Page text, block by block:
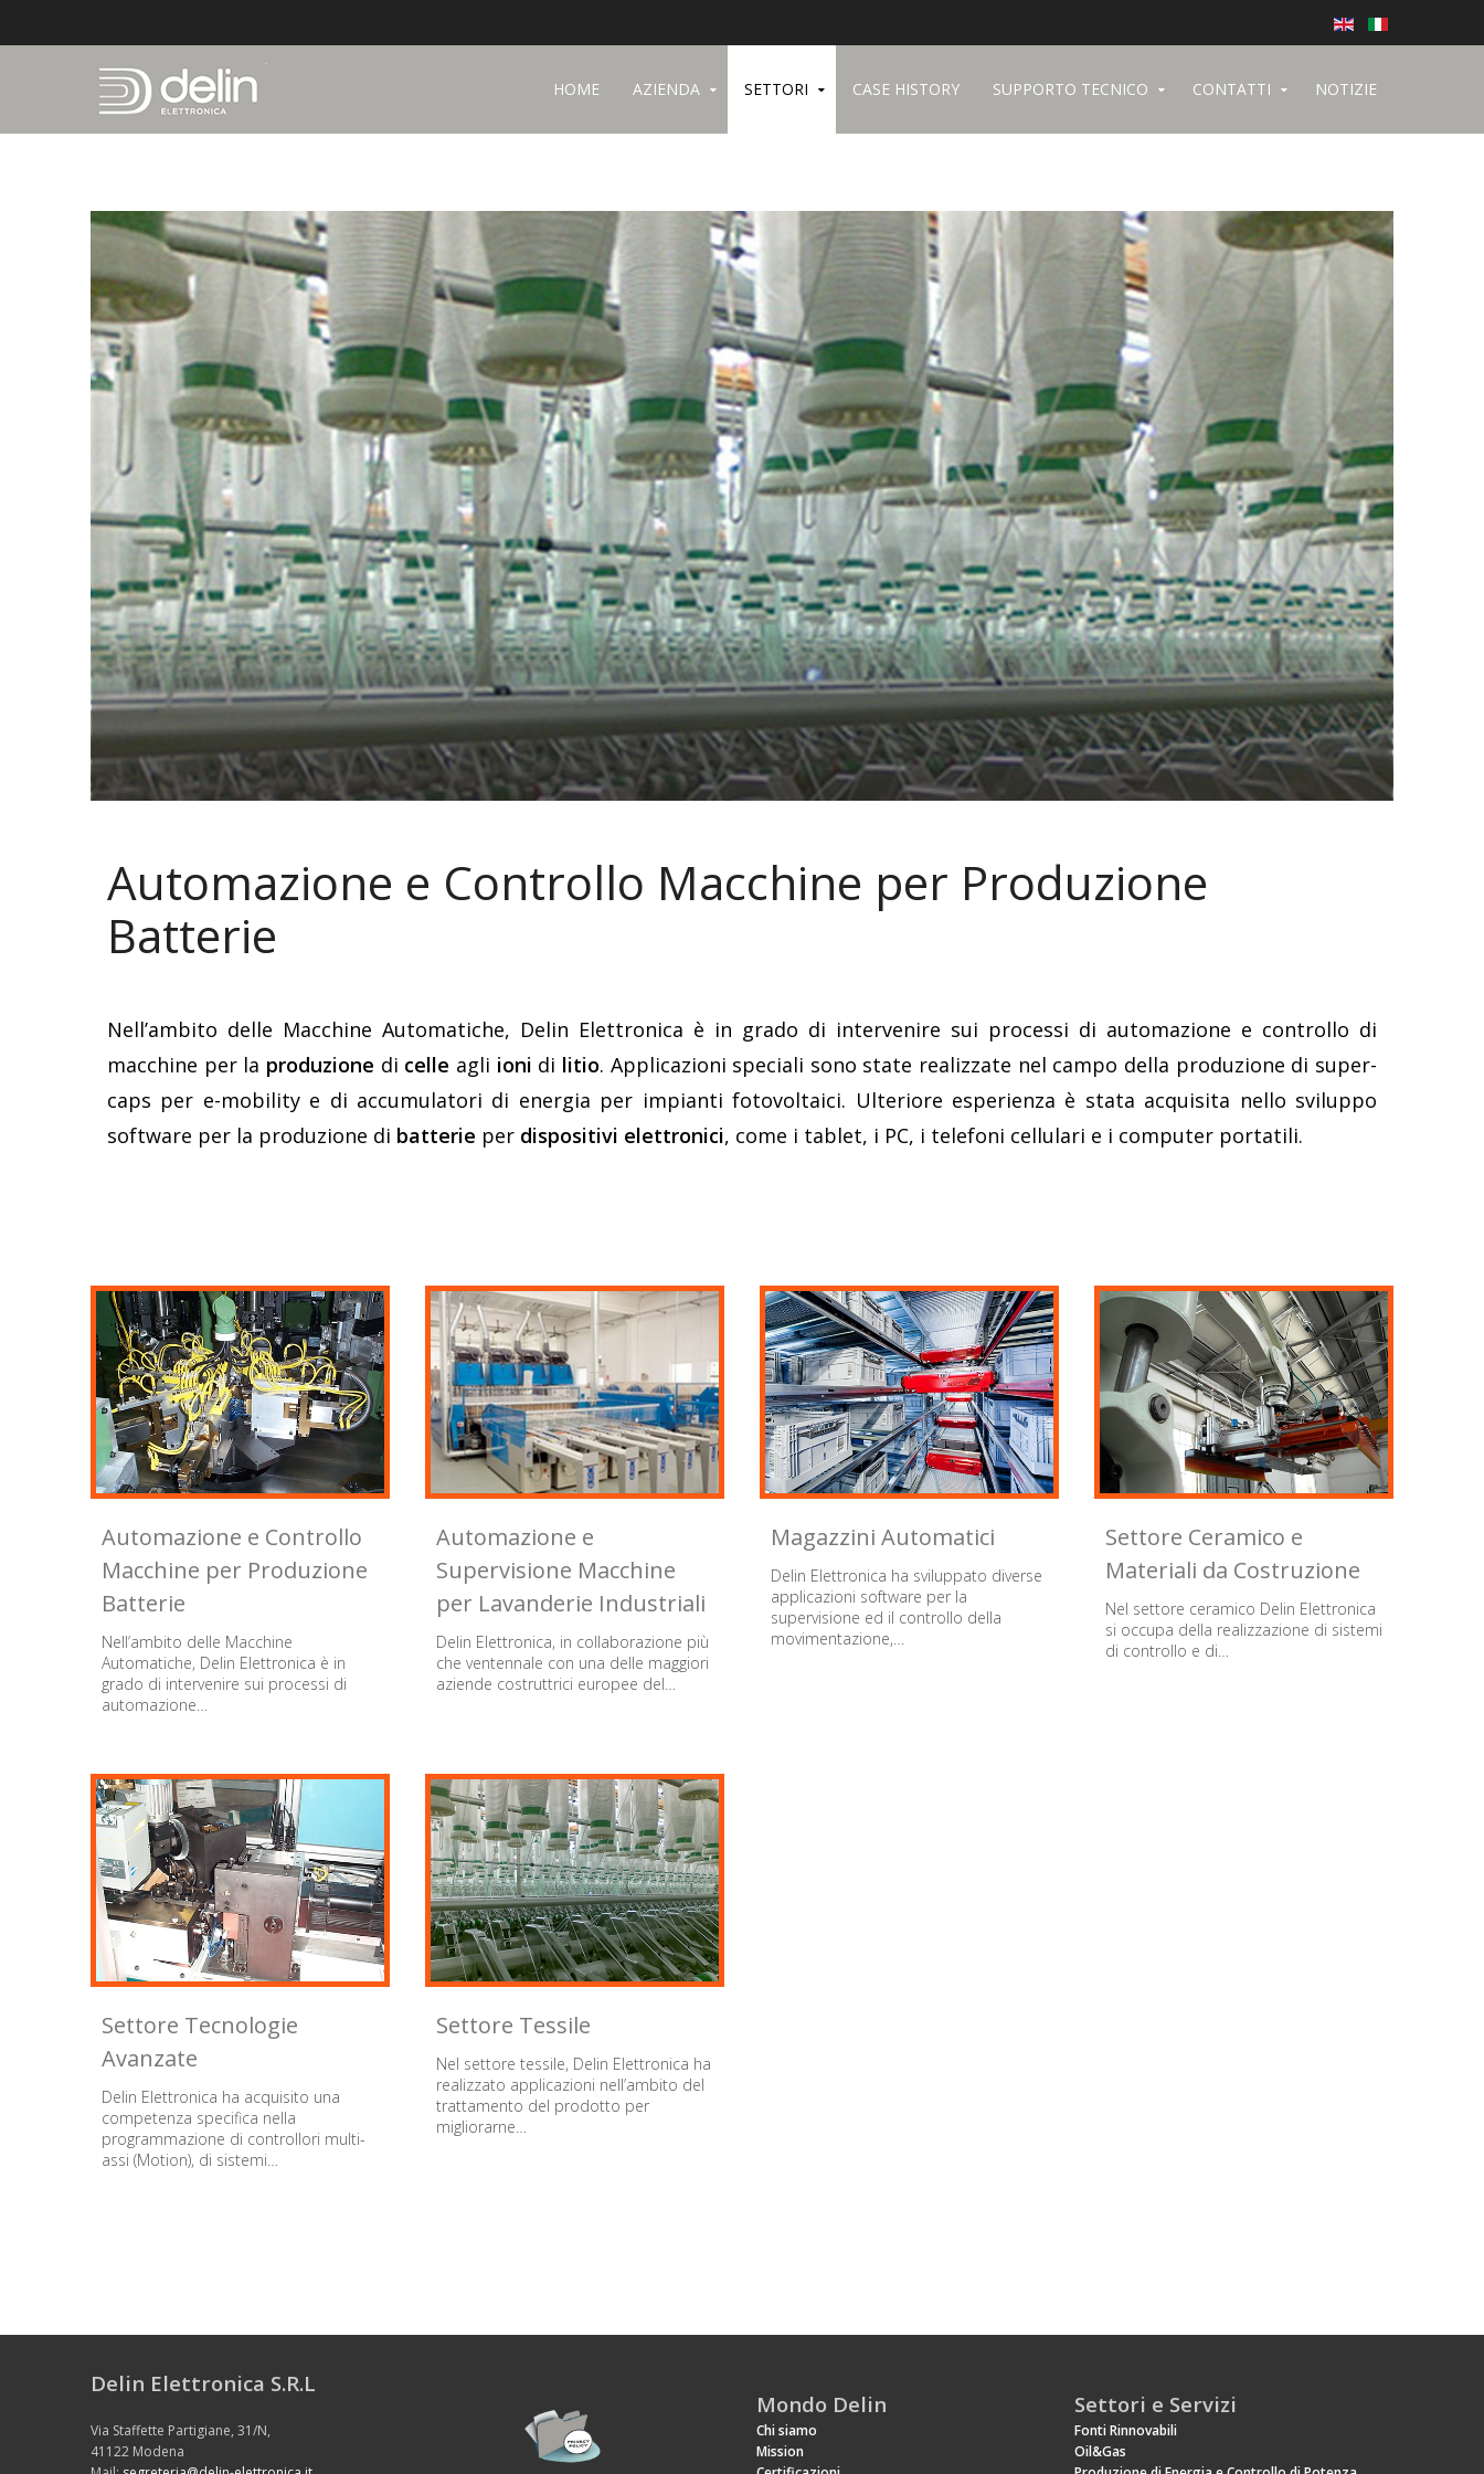
HOME AZIENDA SETTORI CASE HISTORY SUPPORTO TECNICO CONTATTI NOTIZIE
Automazione e Controllo Macchine per Produzione
Batterie
Nell’ambito delle Macchine Automatiche, Delin Elettronica è in grado di intervenire sui processi di automazione e controllo di
macchine per la produzione di celle agli ioni di litio. Applicazioni speciali sono state realizzate nel campo della produzione di super-
caps per e-mobility e di accumulatori di energia per impianti fotovoltaici. Ulteriore esperienza è stata acquisita nello sviluppo
software per la produzione di batterie per dispositivi elettronici, come i tablet, i PC, i telefoni cellulari e i computer portatili.
Automazione e Controllo
Macchine per Produzione
Batterie
Nell’ambito delle Macchine
Automatiche, Delin Elettronica è in
grado di intervenire sui processi di
automazione…
Automazione e
Supervisione Macchine
per Lavanderie Industriali
Delin Elettronica, in collaborazione più
che ventennale con una delle maggiori
aziende costruttrici europee del…
Magazzini Automatici
Delin Elettronica ha sviluppato diverse
applicazioni software per la
supervisione ed il controllo della
movimentazione,…
Settore Ceramico e
Materiali da Costruzione
Nel settore ceramico Delin Elettronica
si occupa della realizzazione di sistemi
di controllo e di…
Settore Tecnologie
Avanzate
Delin Elettronica ha acquisito una
competenza specifica nella
programmazione di controllori multi-
assi (Motion), di sistemi…
Settore Tessile
Nel settore tessile, Delin Elettronica ha
realizzato applicazioni nell’ambito del
trattamento del prodotto per
migliorarne…
Delin Elettronica S.R.L
Via Staffette Partigiane, 31/N,
41122 Modena
Mondo Delin
Chi siamo
Mission
Settori e Servizi
Fonti Rinnovabili
Oil&Gas